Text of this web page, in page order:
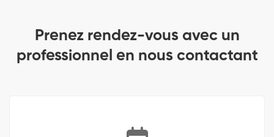
Prenez rendez-vous avec un
professionnel en nous contactant